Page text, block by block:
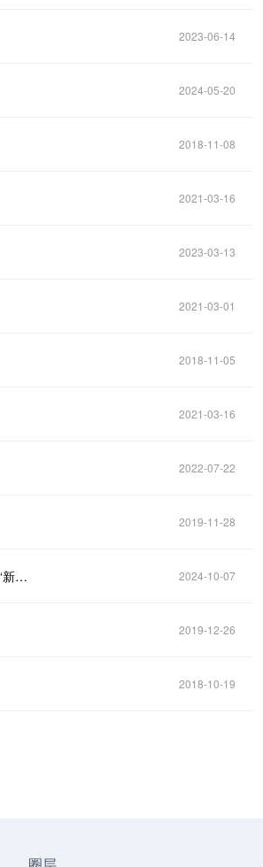
2023-06-14
2024-05-20
2018-11-08
2021-03-16
2023-03-13
2021-03-01
2018-11-05
2021-03-16
2022-07-22
2019-11-28
【硬件资讯】要成为AI市场的新玩家……吗？苏妈称AI市场巨大，仍能接受“新玩家”，NVIDIA不会是唯一的赢家！ 2024-10-07
2019-12-26
2018-10-19